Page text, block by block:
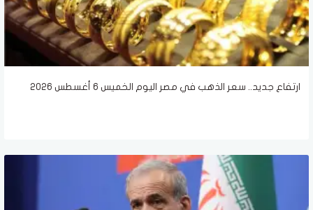
ارتفاع جديد.. سعر الذهب في مصر اليوم الخميس 6 أغسطس 2026